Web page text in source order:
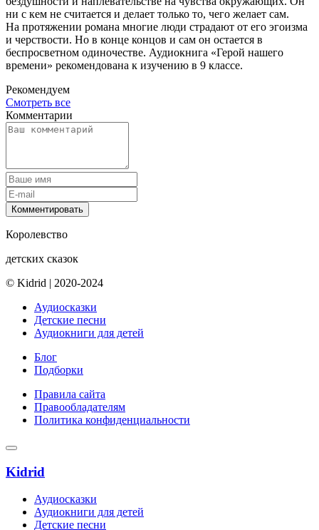
ни с кем не считается и делает только то, чего желает сам.
На протяжении романа многие люди страдают от его эгоизма
и черствости. Но в конце концов и сам он остается в
беспросветном одиночестве. Аудиокнига «Герой нашего
времени» рекомендована к изучению в 9 классе.
Рекомендуем
Смотреть все
Комментарии
Комментировать
Королевство
детских сказок
© Kidrid | 2020-2024
Аудиосказки
Детские песни
Аудиокниги для детей
Блог
Подборки
Правила сайта
Правообладателям
Политика конфиденциальности
Kidrid
Аудиосказки
Аудиокниги для детей
Детские песни